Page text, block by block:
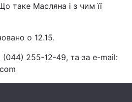
таке Масляна і з чим її
о 12.15.
(044) 255-12-49, та за e-mail: